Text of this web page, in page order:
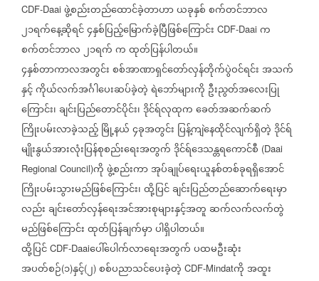
CDF-Daai ဖွဲ့စည်းတည်ထောင်ခဲ့တာဟာယခုနှစ်စက်တင်ဘာလ
၂၁ရက်နေ့ဆိုရင်၄နှစ်ပြည့်မြောက်ခဲ့ပြီဖြစ်ကြောင်း CDF-Daai က
စက်တင်ဘာလ၂၁ရက်ကထုတ်ပြန်ပါတယ်။
၄နှစ်တာကာလအတွင်းစစ်အာဏာရှင်တော်လှန်တိုက်ပွဲဝင်ရင်းအသက်
နှင့်ကိုယ်လက်အင်္ဂါပေးဆပ်ခဲ့တဲ့ရဲဘော်များကို ဦးညွတ်အလေးပြု
ကြောင်း၊ချင်းပြည်တောင်ပိုင်း၊ဒိုင်ရ်လုထုကခေတ်အဆက်ဆက်
ကြိုးပမ်းလာခဲ့သည့်မြို့နယ်၄ခုအတွင်း ပြန့်ကျဲနေထိုင်လျက်ရှိတဲ့ဒိုင်ရ်
မျိုးနွယ်အားလုံးပြန်စုစည်းရေးအတွက်ဒိုင်ရ်ဒေသန္တရကောင်စီ (Daai
Regional Council)ကိုဖွဲ့စည်းကာအုပ်ချုပ်ရေးယူနစ်တစ်ခုရရှိအောင်
ကြိုးပမ်းသွားမည်ဖြစ်ကြောင်း၊ထို့ပြင်ချင်းပြည်တည်ဆောက်ရေးမှာ
လည်းချင်းတော်လှန်ရေးအင်အားစုများနှင့်အတူဆက်လက်လက်တွဲ
မည်ဖြစ်ကြောင်းထုတ်ပြန်ချက်မှာပါရှိပါတယ်။
ထို့ပြင် CDF-Daaiပေါ်ပေါက်လာရေးအတွက်ပထမဦးဆုံး
အပတ်စဉ်(၁)နှင့်(၂) စစ်ပညာသင်ပေးခဲ့တဲ့ CDF-Mindatကိုအထူး